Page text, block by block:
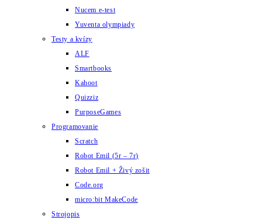
Nucem e-test
Yuventa olympiady
Testy a kvízy
ALF
Smartbooks
Kahoot
Quizziz
PurposeGames
Programovanie
Scratch
Robot Emil (5r – 7r)
Robot Emil + Živý zošit
Code.org
micro:bit MakeCode
Strojopis